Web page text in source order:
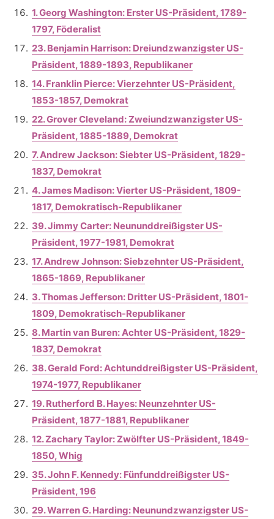
1. Georg Washington: Erster US-Präsident, 1789-
1797, Föderalist
23. Benjamin Harrison: Dreiundzwanzigster US-
Präsident, 1889-1893, Republikaner
14. Franklin Pierce: Vierzehnter US-Präsident,
1853-1857, Demokrat
22. Grover Cleveland: Zweiundzwanzigster US-
Präsident, 1885-1889, Demokrat
7. Andrew Jackson: Siebter US-Präsident, 1829-
1837, Demokrat
4. James Madison: Vierter US-Präsident, 1809-
1817, Demokratisch-Republikaner
39. Jimmy Carter: Neununddreißigster US-
Präsident, 1977-1981, Demokrat
17. Andrew Johnson: Siebzehnter US-Präsident,
1865-1869, Republikaner
3. Thomas Jefferson: Dritter US-Präsident, 1801-
1809, Demokratisch-Republikaner
8. Martin van Buren: Achter US-Präsident, 1829-
1837, Demokrat
38. Gerald Ford: Achtunddreißigster US-Präsident,
1974-1977, Republikaner
19. Rutherford B. Hayes: Neunzehnter US-
Präsident, 1877-1881, Republikaner
12. Zachary Taylor: Zwölfter US-Präsident, 1849-
1850, Whig
35. John F. Kennedy: Fünfunddreißigster US-
Präsident, 196
29. Warren G. Harding: Neunundzwanzigster US-